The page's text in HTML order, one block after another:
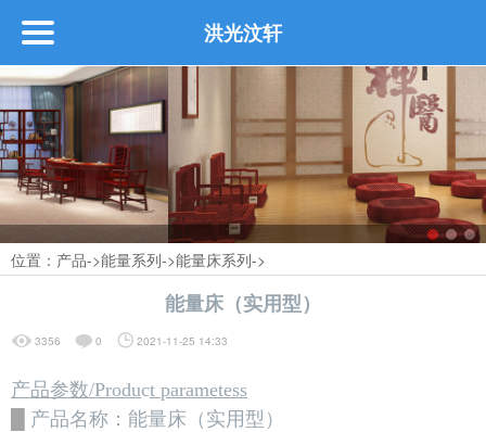
洪光汶轩
首页
关于
┗━公司介绍
┗━公司荣誉
┗━企业文化
产品
位置： 产品->能量系列->能量床系列->
能量床（实用型）
3356 0 2021-11-25 14:33
产品参数/Product parametess
产品名称： 能量床（实用型）